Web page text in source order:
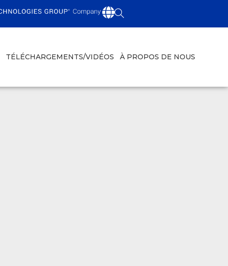
TÉLÉCHARGEMENTS/VIDÉOS À PROPOS DE NOUS